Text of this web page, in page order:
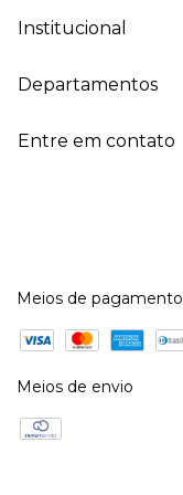
Institucional
Departamentos
Entre em contato
Meios de pagamento
Meios de envio